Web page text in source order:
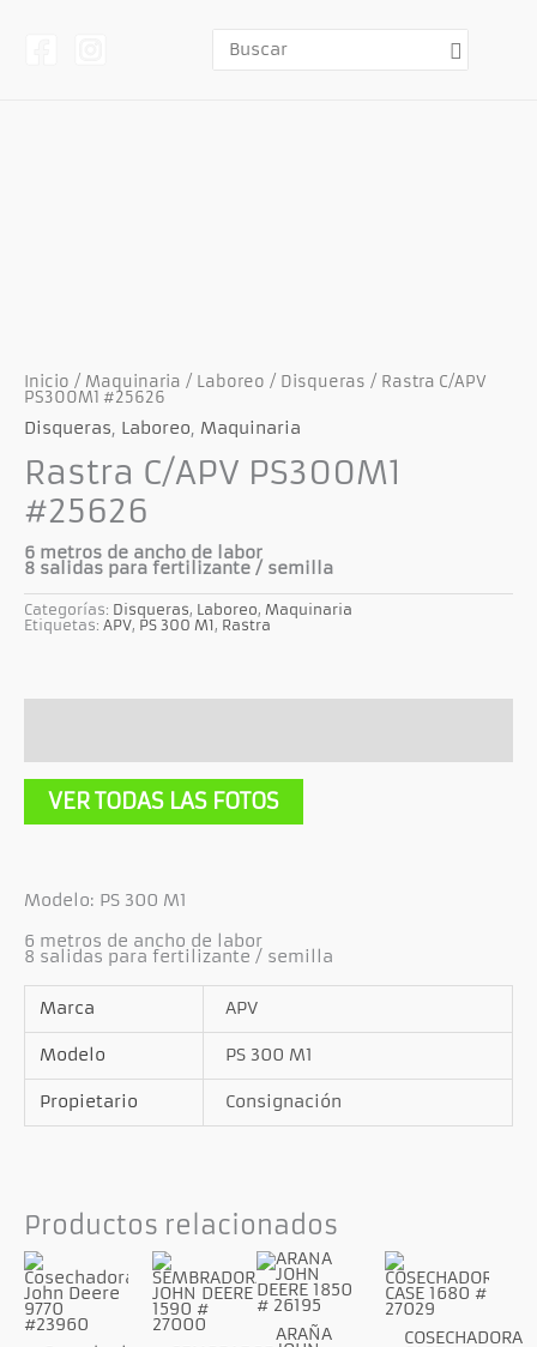
Buscar
por:
Inicio / Maquinaria / Laboreo / Disqueras / Rastra C/APV
PS300M1 #25626
Disqueras, Laboreo, Maquinaria
Rastra C/APV PS300M1
#25626
6 metros de ancho de labor
8 salidas para fertilizante / semilla
Categorías: Disqueras, Laboreo, Maquinaria
Etiquetas: APV, PS 300 M1, Rastra
VER TODAS LAS FOTOS
Modelo: PS 300 M1
6 metros de ancho de labor
8 salidas para fertilizante / semilla
Marca APV
Modelo PS 300 M1
Propietario Consignación
Productos relacionados
ARAÑA COSECHADORA